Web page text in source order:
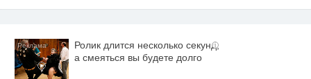
i
Ролик длится несколько секунд,
а смеяться вы будете долго